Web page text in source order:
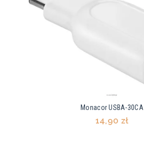
Monacor USBA-30CA
14,90 zł